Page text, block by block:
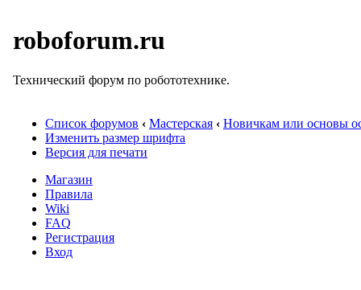
roboforum.ru
Технический форум по робототехнике.
Список форумов ‹ Мастерская ‹ Новичкам или основы
Изменить размер шрифта
Версия для печати
Магазин
Правила
Wiki
FAQ
Регистрация
Вход